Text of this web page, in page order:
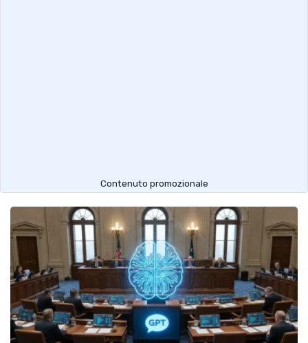
Contenuto promozionale